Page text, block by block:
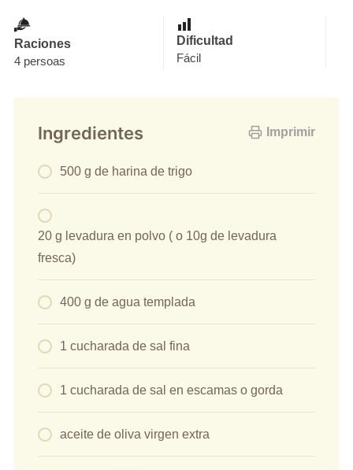
Raciones
4 persoas
Dificultad
Fácil
Imprimir
Ingredientes
500 g de harina de trigo
20 g levadura en polvo ( o 10g de levadura
fresca)
400 g de agua templada
1 cucharada de sal fina
1 cucharada de sal en escamas o gorda
aceite de oliva virgen extra